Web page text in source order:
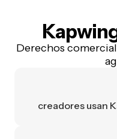
Derechos
creadores usan